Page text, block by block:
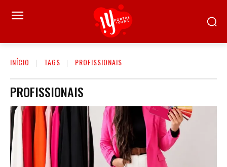
INÍCIO TAGS PROFISSIONAIS
PROFISSIONAIS